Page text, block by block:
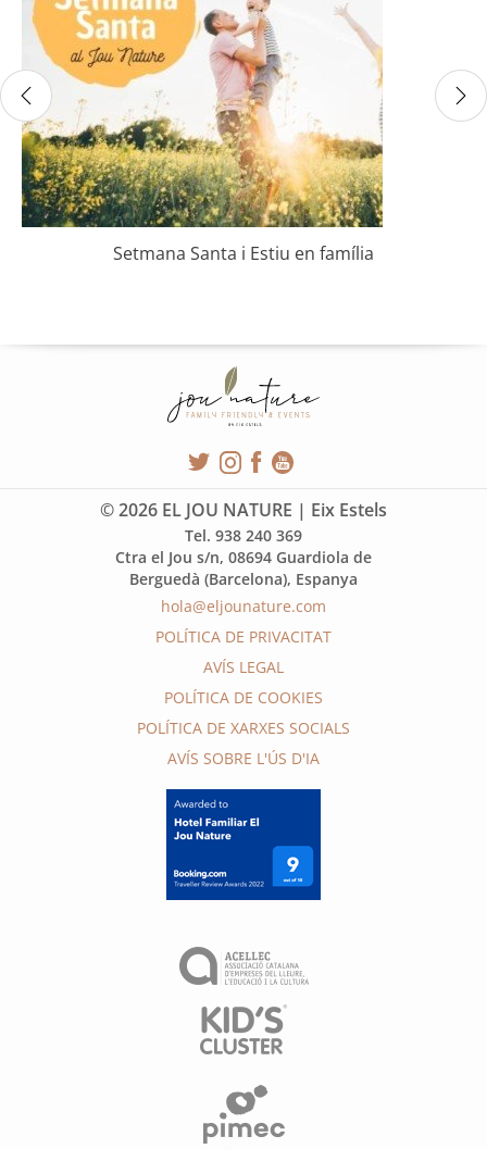
Setmana Santa i Estiu en família
© 2026 EL JOU NATURE | Eix Estels
Tel. 938 240 369
Ctra el Jou s/n, 08694 Guardiola de
Berguedà (Barcelona), Espanya
hola@eljounature.com
POLÍTICA DE PRIVACITAT
AVÍS LEGAL
POLÍTICA DE COOKIES
POLÍTICA DE XARXES SOCIALS
AVÍS SOBRE L'ÚS D'IA